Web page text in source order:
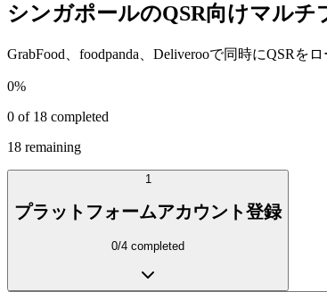
シンガポールのQSR向けマル
GrabFood、foodpanda、Deliverooで同時にQSR
0%
0 of 18 completed
18 remaining
1
プラットフォームアカウント登録
0/4 completed